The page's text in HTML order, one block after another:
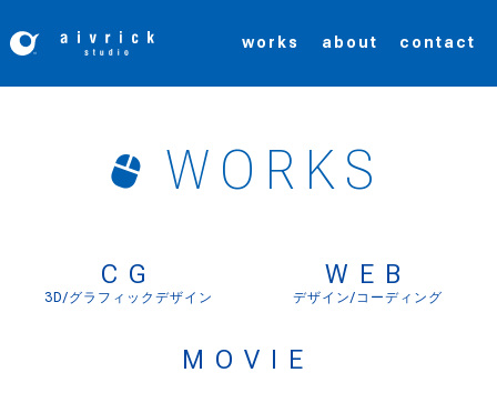
ン
works about contact
WORKS
CG
3D/グラフィックデザイン
WEB
デザイン/コーディング
MOVIE